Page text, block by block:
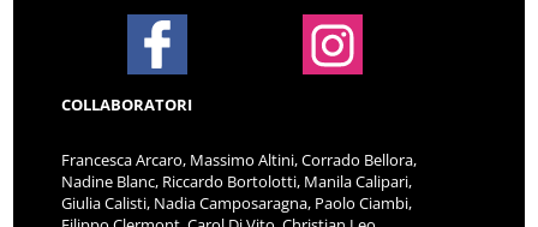
COLLABORATORI
Francesca Arcaro, Massimo Altini, Corrado Bellora,
Nadine Blanc, Riccardo Bortolotti, Manila Calipari,
Giulia Calisti, Nadia Camposaragna, Paolo Ciambi,